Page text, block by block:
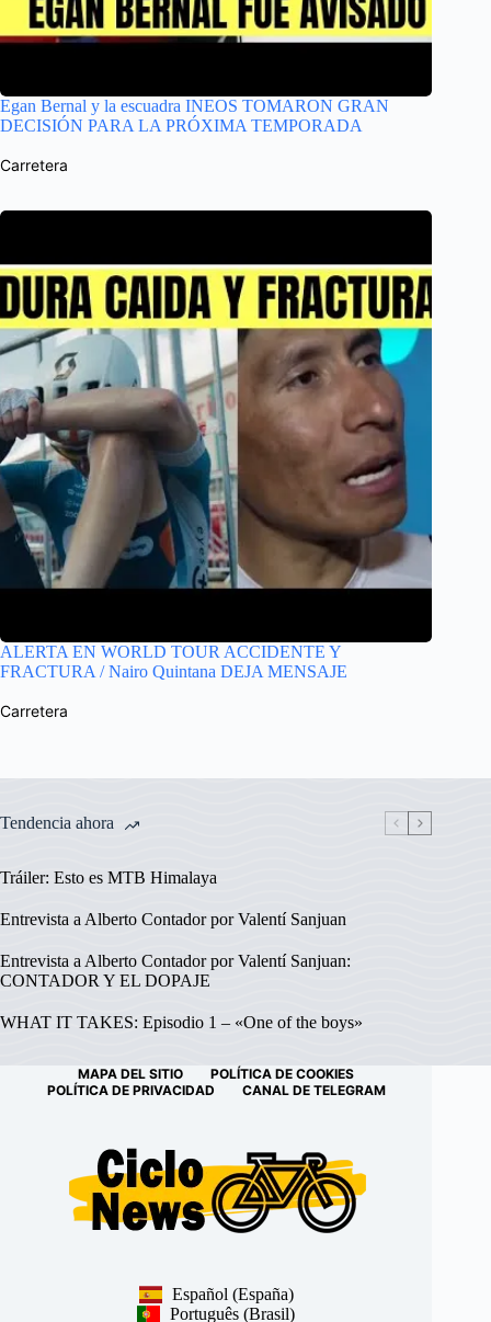
Egan Bernal y la escuadra INEOS TOMARON GRAN
DECISIÓN PARA LA PRÓXIMA TEMPORADA
Carretera
ALERTA EN WORLD TOUR ACCIDENTE Y
FRACTURA / Nairo Quintana DEJA MENSAJE
Carretera
Tendencia ahora
Tráiler: Esto es MTB Himalaya
Entrevista a Alberto Contador por Valentí Sanjuan
Entrevista a Alberto Contador por Valentí Sanjuan:
CONTADOR Y EL DOPAJE
WHAT IT TAKES: Episodio 1 – «One of the boys»
MAPA DEL SITIO
POLÍTICA DE COOKIES
POLÍTICA DE PRIVACIDAD
CANAL DE TELEGRAM
Español (España)
Português (Brasil)